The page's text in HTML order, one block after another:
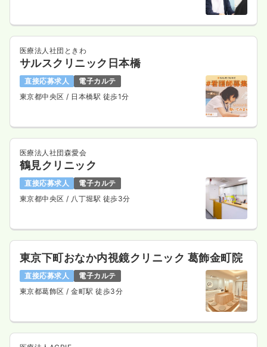
医療法人社団ときわ
サルスクリニック日本橋
直接応募求人
電子カルテ
東京都中央区/ 日本橋駅 徒歩1分
医療法人社団森愛会
鶴見クリニック
直接応募求人
電子カルテ
東京都中央区/ 八丁堀駅 徒歩3分
東京下町おなか内視鏡クリニック 葛飾金町院
直接応募求人
電子カルテ
東京都葛飾区/ 金町駅 徒歩3分